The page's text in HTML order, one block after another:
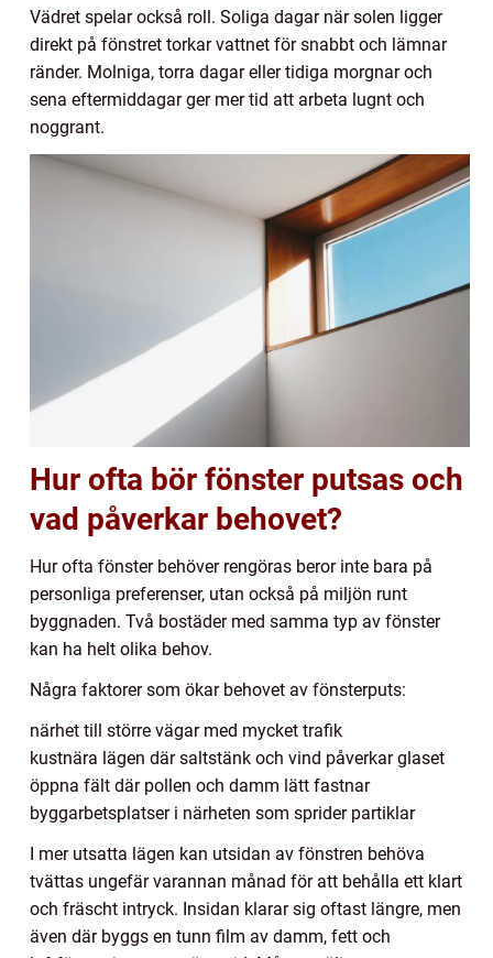
Vädret spelar också roll. Soliga dagar när solen ligger
direkt på fönstret torkar vattnet för snabbt och lämnar
ränder. Molniga, torra dagar eller tidiga morgnar och
sena eftermiddagar ger mer tid att arbeta lugnt och
noggrant.
Hur ofta bör fönster putsas och
vad påverkar behovet?
Hur ofta fönster behöver rengöras beror inte bara på
personliga preferenser, utan också på miljön runt
byggnaden. Två bostäder med samma typ av fönster
kan ha helt olika behov.
Några faktorer som ökar behovet av fönsterputs:
närhet till större vägar med mycket trafik
kustnära lägen där saltstänk och vind påverkar glaset
öppna fält där pollen och damm lätt fastnar
byggarbetsplatser i närheten som sprider partiklar
I mer utsatta lägen kan utsidan av fönstren behöva
tvättas ungefär varannan månad för att behålla ett klart
och fräscht intryck. Insidan klarar sig oftast längre, men
även där byggs en tunn film av damm, fett och